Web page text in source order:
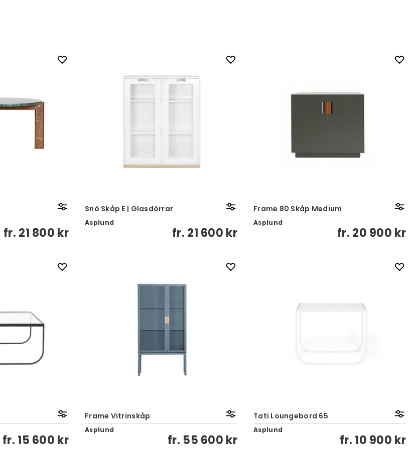
fr. 21 800 kr
Snö Skåp E | Glasdörrar
Asplund
fr. 21 600 kr
Frame 80 Skåp Medium
Asplund
fr. 20 900 kr
fr. 15 600 kr
Frame Vitrinskåp
Asplund
fr. 55 600 kr
Tati Loungebord 65
Asplund
fr. 10 900 kr